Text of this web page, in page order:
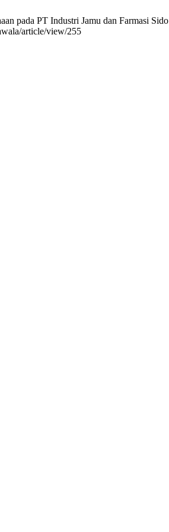
pada PT Industri Jamu dan Farmasi
article/view/255